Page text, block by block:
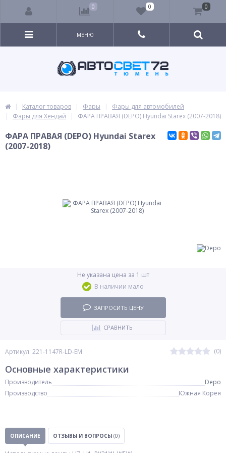
МЕНЮ
Каталог товаров Фары
Фары для автомобилей
Фары для Хендай
ФАРА ПРАВАЯ (DEPO) Hyundai Starex (2007-2018)
ФАРА ПРАВАЯ (DEPO) Hyundai Starex
(2007-2018)
Артикул: 221-1147R-LD-EM (0)
Не указана цена за 1 шт
В наличии мало
ЗАПРОСИТЬ ЦЕНУ
СРАВНИТЬ
Основные характеристики
Производитель
Depo
Производство
Южная Корея
ОПИСАНИЕ ОТЗЫВЫ И ВОПРОСЫ (0)
0 0 0